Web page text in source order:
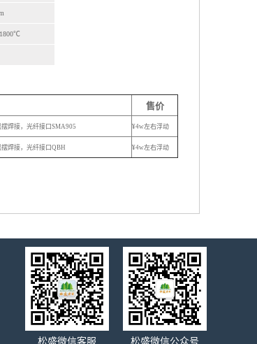
售价
焊接，光纤接口SMA905 ¥4w左右浮动
焊接，光纤接口QBH ¥4w左右浮动
松盛微信客服 松盛微信公众号